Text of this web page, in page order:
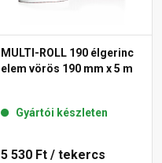
MULTI-ROLL 190 élgerinc
elem vörös 190 mm x 5 m
Gyártói készleten
5 530 Ft / tekercs